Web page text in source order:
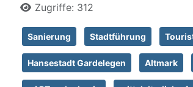
Zugriffe: 312
Sanierung Stadtführung
Hansestadt Gardelegen Altmark